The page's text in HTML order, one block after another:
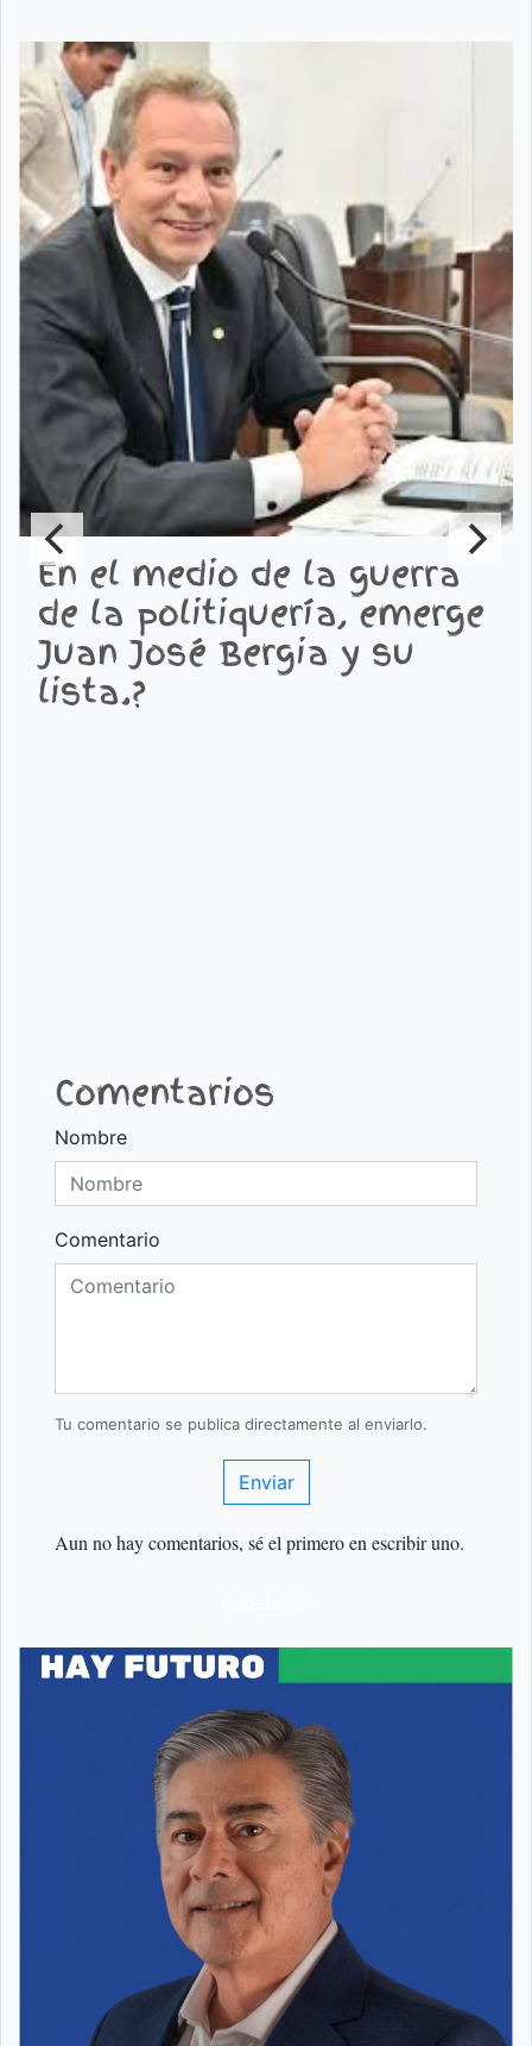
En el medio de la guerra
de la politiquería, emerge
Juan José Bergia y su
lista.?
Comentarios
Nombre
Comentario
Tu comentario se publica directamente al enviarlo.
Enviar
Aun no hay comentarios, sé el primero en escribir uno.